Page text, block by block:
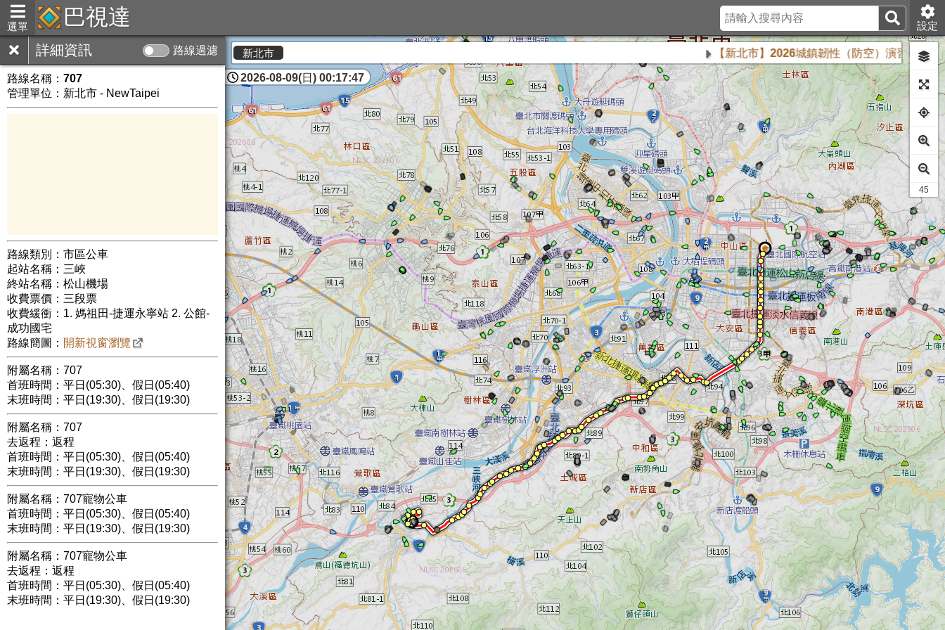
選單 巴視達 設定
詳細資訊 路線過濾
路線名稱： 707
管理單位：新北市 - NewTaipei
路線類別：市區公車
起站名稱：三峽
終站名稱：松山機場
收費票價：三段票
收費緩衝：1. 媽祖田-捷運永寧站 2. 公館-
成功國宅
路線簡圖： 開新視窗瀏覽
附屬名稱：707
首班時間：平日(05:30)、假日(05:40)
末班時間：平日(19:30)、假日(19:30)
附屬名稱：707
去返程：返程
首班時間：平日(05:30)、假日(05:40)
末班時間：平日(19:30)、假日(19:30)
附屬名稱：707寵物公車
首班時間：平日(05:30)、假日(05:40)
末班時間：平日(19:30)、假日(19:30)
附屬名稱：707寵物公車
去返程：返程
首班時間：平日(05:30)、假日(05:40)
末班時間：平日(19:30)、假日(19:30)
新北市 【新北市】2026城鎮韌性（防空）演習將於8月13日
2026-08-09(日) 00:17:48
41